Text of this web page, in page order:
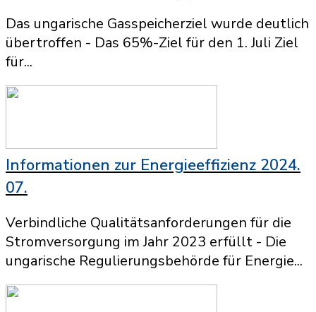
Das ungarische Gasspeicherziel wurde deutlich
übertroffen - Das 65%-Ziel für den 1. Juli Ziel
für...
Informationen zur Energieeffizienz 2024.
07.
Verbindliche Qualitätsanforderungen für die
Stromversorgung im Jahr 2023 erfüllt - Die
ungarische Regulierungsbehörde für Energie...